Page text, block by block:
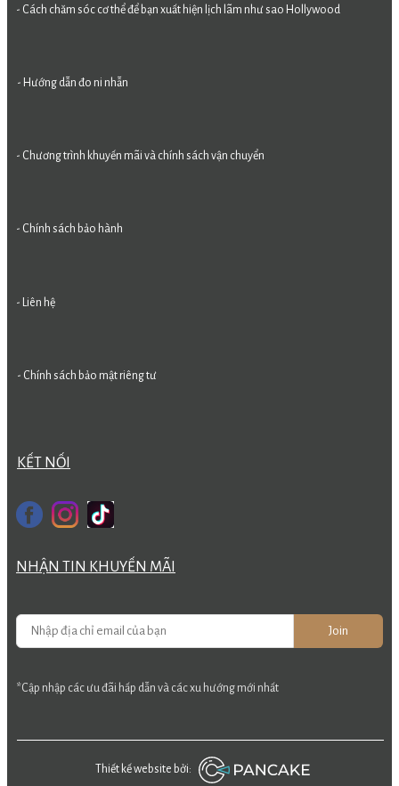
- Cách chăm sóc cơ thể để bạn xuất hiện lịch lãm như sao Hollywood
- Hướng dẫn đo ni nhẫn
- Chính sách bảo hành
- Chương trình khuyến mãi và chính sách vận chuyển
- Liên hệ
- Chính sách bảo mật riêng tư
Thiết kế website bởi:
KẾT NỐI
Join
NHẬN TIN KHUYẾN MÃI
*Cập nhập các ưu đãi hấp dẫn và các xu hướng mới nhất